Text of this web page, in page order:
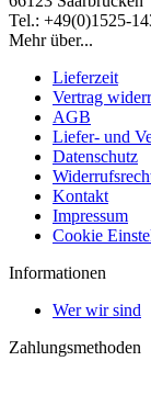
Tel.: +49(0)1525-
Mehr über...
Lieferzeit
Vertrag
AGB
Liefer- und
Datenschutz
Kontakt
Impressum
Cookie
Informationen
Wer wir sind
Zahlungsmethoden